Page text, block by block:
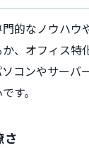
的なノウハウ
、オフィス特
コンやサーバ
す。
さ